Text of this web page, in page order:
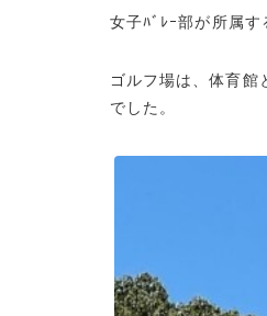
女子ﾊﾞﾚｰ部が所属
ゴルフ場は、体育
でした。